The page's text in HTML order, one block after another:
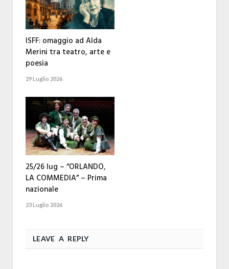
ISFF: omaggio ad Alda
Merini tra teatro, arte e
poesia
29 Luglio 2026
25/26 lug – “ORLANDO,
LA COMMEDIA” – Prima
nazionale
23 Luglio 2026
LEAVE A REPLY